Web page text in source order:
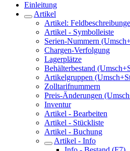
Einleitung
Artikel
Artikel:
Artikel - Symbolleiste
Serien-Nummern
Chargen-Verfolgung
Lagerplätze
Behälterbestand
Artikelgruppen
Zolltarifnummern
Preis-Änderungen
Inventur
Artikel - Bearbeiten
Artikel - Stückliste
Artikel - Buchung
Artikel - Info